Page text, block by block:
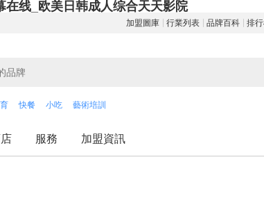
线_欧美日韩成人综合天天影院
加盟圖庫 行業列表 品牌百科 排
快餐 小吃 藝術培訓
服務 加盟資訊